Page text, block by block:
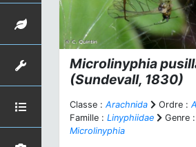
Microlinyphia
(Sundevall, 1830)
Classe : Arachnida Ordre :
Famille : Linyphiidae
Genre :
Microlinyphia